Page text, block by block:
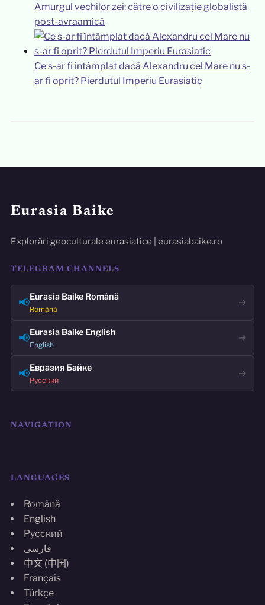
Amurgul vechilor zei: către o civilizație globalistă
post-avraamică
Ce s-ar fi întâmplat dacă Alexandru cel Mare nu s-
ar fi oprit? Pierdutul Imperiu Eurasiatic
Eurasia Baike
Explorări geoculturale eurasiatice | eurasiabaike.ro
TELEGRAM CHANNELS
📢Eurasia Baike Română
Română
→
📢Eurasia Baike English
English
→
📢Евразия Байке
Русский
→
NAVIGATION
LANGUAGES
Română
English
Русский
فارسی
中文 (中国)
Français
Türkçe